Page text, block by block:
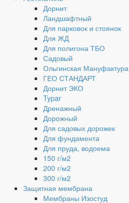
Дорнит
Ландшафтный
Для парковок и стоянок
Для ЖД
Для полигона ТБО
Садовый
Ольгинская Мануфактура
ГЕО СТАНДАРТ
Дорнит ЭКО
Typar
Дренажный
Дорожный
Для садовых дорожек
Для фундамента
Для пруда, водоема
150 г/м2
200 г/м2
300 г/м2
Защитная мембрана
Мембраны Изостуд